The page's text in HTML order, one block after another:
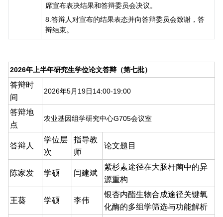
席宣布表决结果和答辩委员会决议。
8. 答辩人对宣布的结果表态并向答辩委员会致谢，答
辩结束。
2026年上半年研究生学位论文答辩（第七批）
答辩时
间
2026年5月 19日14:00-19:00
答辩地
点
农业基因组学研究中心G705会议室
答辩人
学位层
次
指导教
师
论文题目
陈家发 学硕 闫建斌
紫杉素途径在大肠杆菌中的异
源重构
王葵 学硕 李伟
银杏内酯生物合成途径关键氧
化酶的多组学筛选与功能解析